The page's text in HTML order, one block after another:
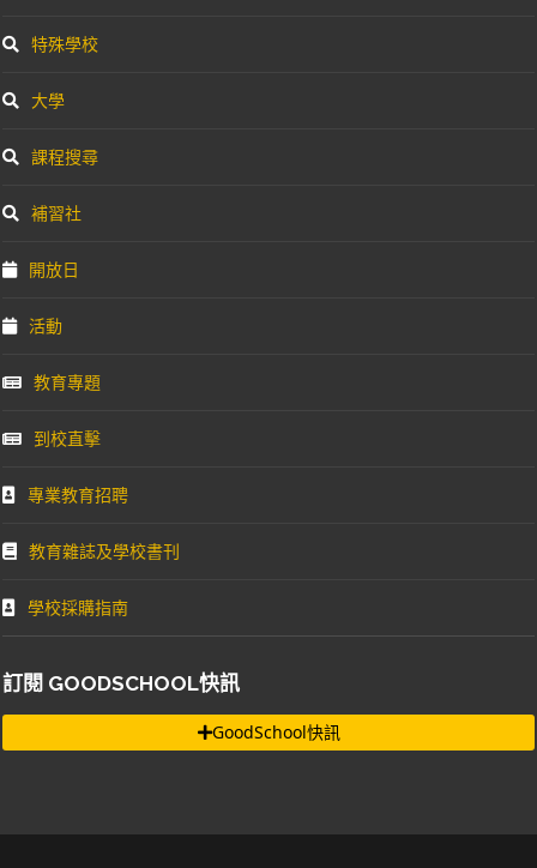
特殊學校
大學
課程搜尋
補習社
開放日
活動
教育專題
到校直擊
專業教育招聘
教育雜誌及學校書刊
學校採購指南
訂閱 GOODSCHOOL快訊
GoodSchool快訊